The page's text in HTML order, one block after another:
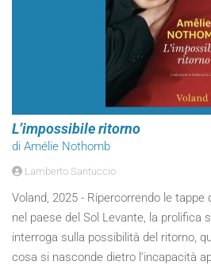
L’impossibile ritorno
di Amélie Nothomb
Lamberto Santuccio
Voland, 2025 - Ripercorrendo le
nel paese del Sol Levante, la prolifica
interroga sulla possibilità del ritorno,
cosa si nasconde dietro l’incapacità